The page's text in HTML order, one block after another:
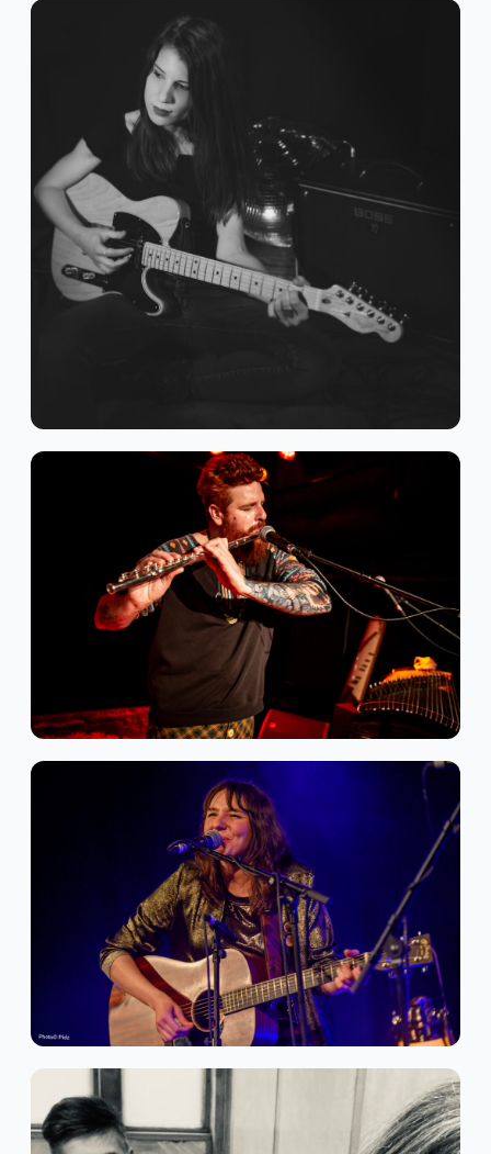
ANNE HOSER
Folk Rock Indie Rock
ELLIE MERIZ
Expérimental
MAËL ISAAC
Chanson Antifolk Folk Scandée
MALé